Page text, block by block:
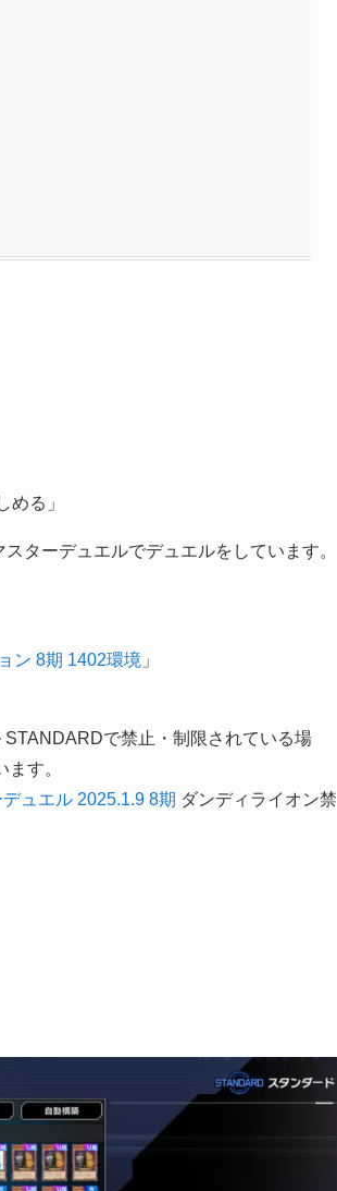
める」
ターデュエルでデュエルをしています。
ン 8期 1402環境 」
で禁止・制限されている場
す。
ュエル 2025.1.9 8期 ダンディライオン禁